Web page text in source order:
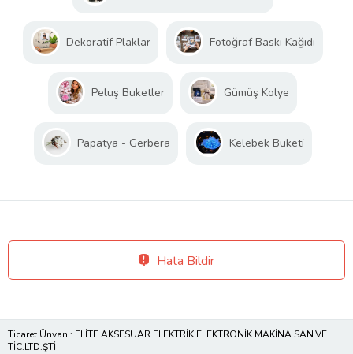
Dekoratif Plaklar Fotoğraf Baskı Kağıdı
Peluş Buketler Gümüş Kolye
Papatya - Gerbera Kelebek Buketi
Hata Bildir
Ticaret Ünvanı: ELİTE AKSESUAR ELEKTRİK ELEKTRONİK MAKİNA SAN.VE
TİC.LTD.ŞTİ